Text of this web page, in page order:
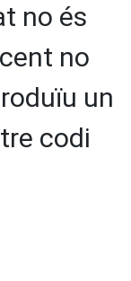
no és
no
un
codi